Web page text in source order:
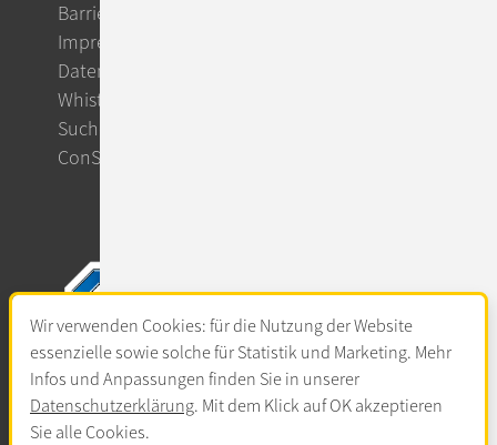
Barrierefreiheit
Impressum
Datenschutz
Whistleblowing
Suche
ConSol CM Support
Wir verwenden Cookies: für die Nutzung der Website
essenzielle sowie solche für Statistik und Marketing. Mehr
Infos und Anpassungen finden Sie in unserer
Datenschutzerklärung. Mit dem Klick auf OK akzeptieren
Sie alle Cookies.